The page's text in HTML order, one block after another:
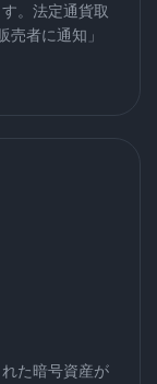
。法定通貨取
売者に通知」
た暗号資産が